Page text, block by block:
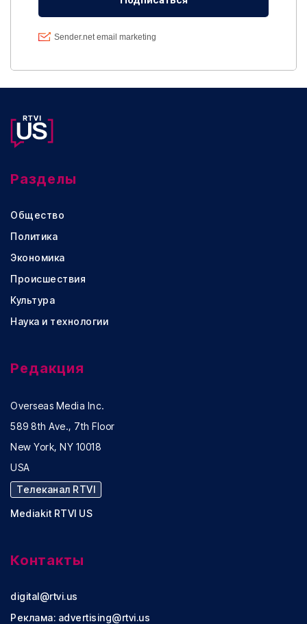
Разделы
Общество
Политика
Экономика
Происшествия
Культура
Наука и технологии
Редакция
Overseas Media Inc.
589 8th Ave., 7th Floor
New York, NY 10018
USA
Телеканал RTVI
Mediakit RTVI US
Контакты
digital@rtvi.us
Реклама: advertising@rtvi.us